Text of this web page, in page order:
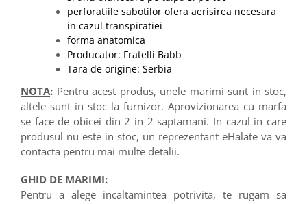
perforatiile sabotilor ofera aerisirea necesara
in cazul transpiratiei
forma anatomica
Producator: Fratelli Babb
Tara de origine: Serbia
NOTA: Pentru acest produs, unele marimi sunt in stoc,
altele sunt in stoc la furnizor. Aprovizionarea cu marfa
se face de obicei din 2 in 2 saptamani. In cazul in care
produsul nu este in stoc, un reprezentant eHalate va va
contacta pentru mai multe detalii.
GHID DE MARIMI:
Pentru a alege incaltamintea potrivita, te rugam sa